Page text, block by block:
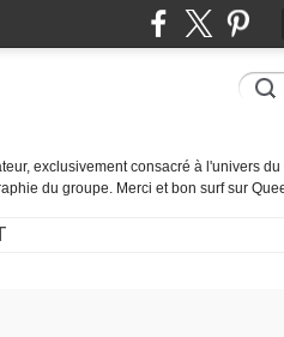
exclusivement consacré à l'univers
du groupe. Merci et bon surf sur